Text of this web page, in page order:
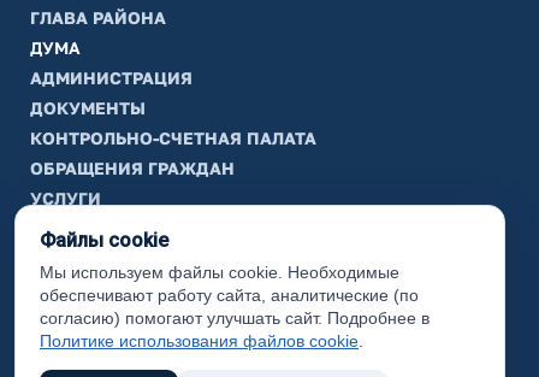
ГЛАВА РАЙОНА
ДУМА
АДМИНИСТРАЦИЯ
ДОКУМЕНТЫ
КОНТРОЛЬНО-СЧЕТНАЯ ПАЛАТА
ОБРАЩЕНИЯ ГРАЖДАН
УСЛУГИ
ТИК
ИНФОРМАЦИЯ
Законодательная карта
Карта сайта
Файлы cookie
Мы используем файлы cookie. Необходимые
обеспечивают работу сайта, аналитические (по
согласию) помогают улучшать сайт. Подробнее в
Политике использования файлов cookie